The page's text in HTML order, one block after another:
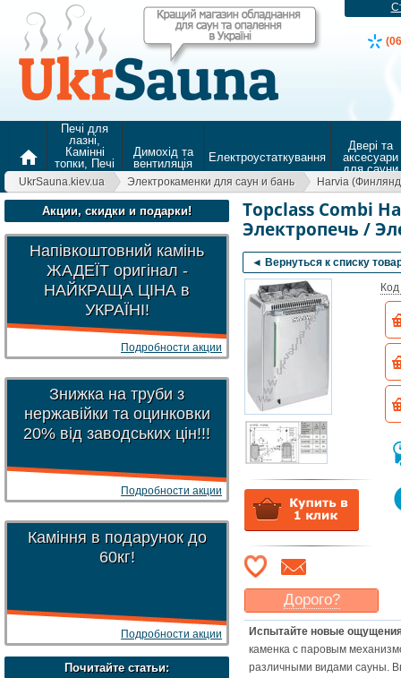
home
Печі для
лазні,
Камінні
топки, Печі
для
опалення
Димохід та
вентиляція
Електроустаткування
Двері та
аксесуари
для сауни
UkrSauna.kiev.ua Электрокаменки для саун и бань Harvia
Акции, скидки и подарки!
Напівкоштовний камінь
ЖАДЕЇТ оригінал -
НАЙКРАЩА ЦІНА в
УКРАЇНІ!
Подробности акции
Знижка на труби з
нержавійки та оцинковки
20% від заводських цін!!!
Подробности акции
Каміння в подарунок до
60кг!
Подробности акции
Почитайте статьи:
Topclass Combi
Электропечь /
◄ Вернуться к списку
Дорого?
Какая ценамогла бы
Васустроить ?
Указать цену
Испытайте новые
каменка с паровым
различными видами сауны.